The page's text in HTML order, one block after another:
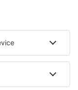
Hotely in Vail